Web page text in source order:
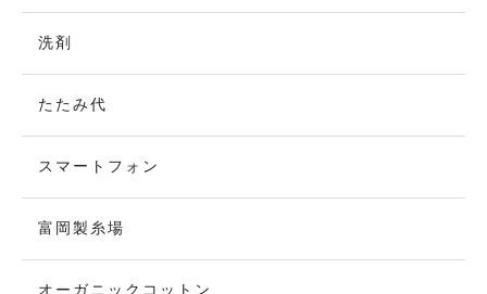
洗剤
たたみ代
スマートフォン
富岡製糸場
オーガニックコットン